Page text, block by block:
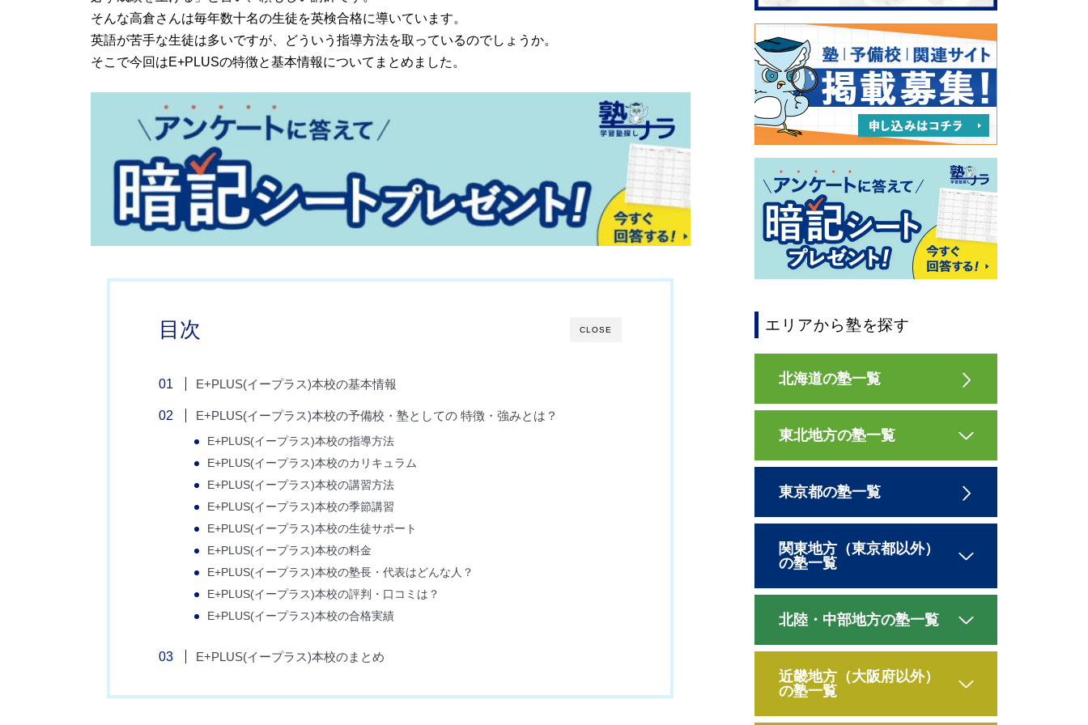
そんな高倉さんは毎年数十名の生徒を英検合格に導いています。
英語が苦手な生徒は多いですが、どういう指導方法を取っているのでしょうか。
そこで今回はE+PLUSの特徴と基本情報についてまとめました。
CLOSE
目次
E+PLUS(イープラス)本校の基本情報
E+PLUS(イープラス)本校の予備校・塾としての 特徴・強みとは？
E+PLUS(イープラス)本校の指導方法
E+PLUS(イープラス)本校のカリキュラム
E+PLUS(イープラス)本校の講習方法
E+PLUS(イープラス)本校の季節講習
E+PLUS(イープラス)本校の生徒サポート
E+PLUS(イープラス)本校の料金
E+PLUS(イープラス)本校の塾長・代表はどんな人？
E+PLUS(イープラス)本校の評判・口コミは？
E+PLUS(イープラス)本校の合格実績
E+PLUS(イープラス)本校のまとめ
エリアから塾を探す
北海道の塾一覧
東北地方の塾一覧
東京都の塾一覧
関東地方（東京都以外）
の塾一覧
北陸・中部地方の塾一覧
近畿地方（大阪府以外）
の塾一覧